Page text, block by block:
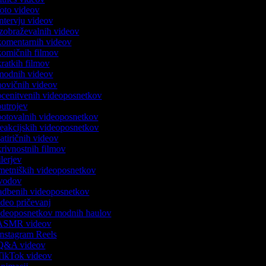
videov
videov
videov
videov
filmov
filmov
videov
videov
videoposnetkov
videoposnetkov
videoposnetkov
videov
filmov
videoposnetkov
videoposnetkov
pričevanj
modnih haulov
videov
Reels
videov
videov